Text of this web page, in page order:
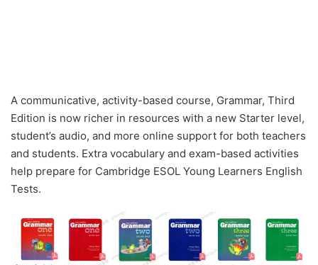
A communicative, activity-based course, Grammar, Third
Edition is now richer in resources with a new Starter level,
student’s audio, and more online support for both teachers
and students. Extra vocabulary and exam-based activities
help prepare for Cambridge ESOL Young Learners English
Tests.